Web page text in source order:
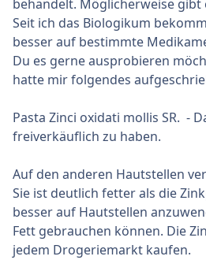
behandelt. Möglicherweise gibt
Seit ich das Biologikum
besser auf bestimmte
Du es gerne ausprobieren
hatte mir folgendes
Pasta Zinci oxidati mollis SR. -
freiverkäuflich zu haben.
Auf den anderen Hautstellen
Sie ist deutlich fetter als die
besser auf Hautstellen
Fett gebrauchen können. Die
jedem Drogeriemarkt kaufen.